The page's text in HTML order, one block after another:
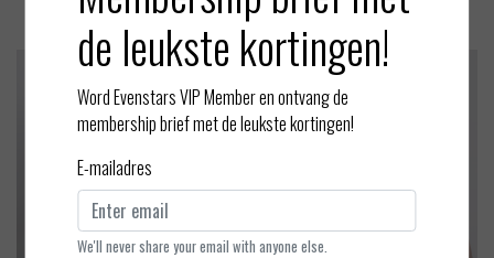
de leukste kortingen!
Word Evenstars VIP Member en ontvang de
membership brief met de leukste kortingen!
E-mailadres
We'll never share your email with anyone else.